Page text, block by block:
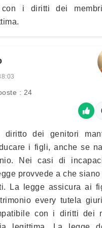
con i diritti dei
: 24
dei genitori
i figli, anche se
Nei casi di
provvede a che
La legge assicura ai
every tutela
con i diritti dei